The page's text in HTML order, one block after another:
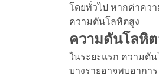
โดยทั่วไป หากค่าคว
ความดันโลหิตสูง
ความดันโลหิ
ในระยะแรก ความดั
บางรายอาจพบอากา